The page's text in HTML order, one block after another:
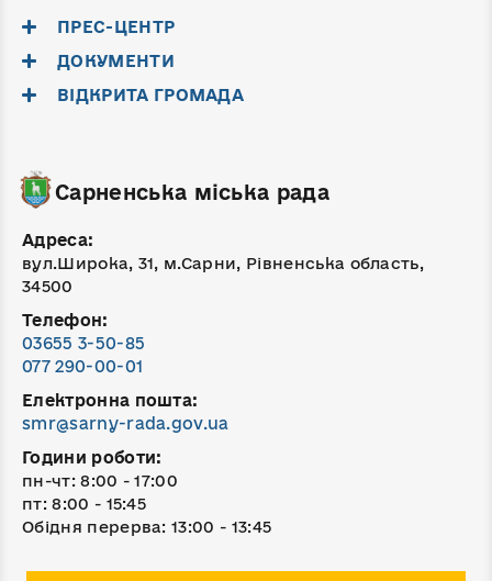
ПРЕС-ЦЕНТР
ДОКУМЕНТИ
ВІДКРИТА ГРОМАДА
Сарненська міська рада
Адреса:
вул.Широка, 31, м.Сарни, Рівненська область,
34500
Телефон:
03655 3-50-85
077 290-00-01
Електронна пошта:
smr@sarny-rada.gov.ua
Години роботи:
пн-чт: 8:00 - 17:00
пт: 8:00 - 15:45
Обідня перерва: 13:00 - 13:45